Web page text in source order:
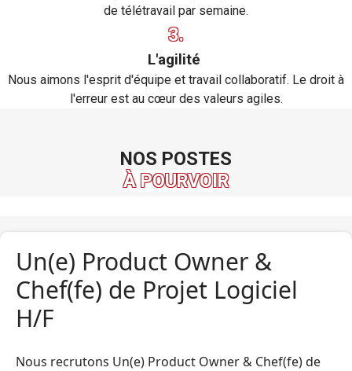
de télétravail par semaine.
3.
L'agilité
Nous aimons l'esprit d'équipe et travail collaboratif. Le droit à
l'erreur est au cœur des valeurs agiles.
NOS POSTES
À POURVOIR
Un(e) Product Owner &
Chef(fe) de Projet Logiciel
H/F
Nous recrutons Un(e) Product Owner & Chef(fe) de